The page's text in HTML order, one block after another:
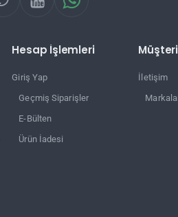
Hesap İşlemleri
Giriş Yap
Geçmiş Siparişler
E-Bülten
Ürün İadesi
İletişim